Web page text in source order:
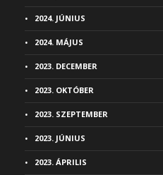
2024. JÚNIUS
2024. MÁJUS
2023. DECEMBER
2023. OKTÓBER
2023. SZEPTEMBER
2023. JÚNIUS
2023. ÁPRILIS